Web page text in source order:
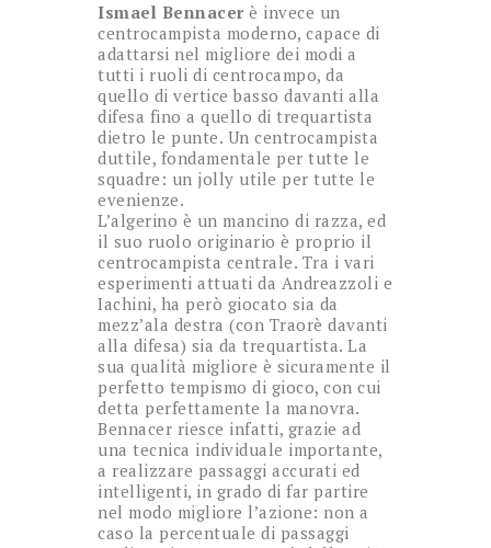
Ismael Bennacerè invece un
centrocampista moderno, capace di
adattarsi nel migliore dei modi a
tutti i ruoli di centrocampo, da
quello di vertice basso davanti alla
difesa fino a quello di trequartista
dietro le punte. Un centrocampista
duttile, fondamentale per tutte le
squadre: un jolly utile per tutte le
evenienze.
L’algerino è un mancino di razza, ed
il suo ruolo originario è proprio il
centrocampista centrale. Tra i vari
esperimenti attuati da Andreazzoli e
Iachini, ha però giocato sia da
mezz’ala destra (con Traorè davanti
alla difesa) sia da trequartista. La
sua qualità migliore è sicuramente il
perfetto tempismo di gioco, con cui
detta perfettamente la manovra.
Bennacer riesce infatti, grazie ad
una tecnica individuale importante,
a realizzare passaggi accurati ed
intelligenti, in grado di far partire
nel modo migliore l’azione: non a
caso la percentuale di passaggi